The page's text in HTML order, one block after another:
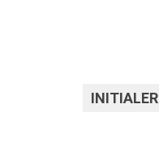
INITIALER